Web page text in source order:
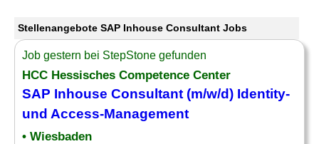
Stellenangebote SAP Inhouse Consultant Jobs
Job gestern bei StepStone gefunden
HCC Hessisches Competence Center
SAP Inhouse Consultant (m/w/d) Identity-
und Access-Management
• Wiesbaden